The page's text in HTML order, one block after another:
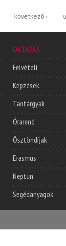
következő ›
OKTATÁS
Felvételi
Képzések
Tantárgyak
Órarend
Ösztöndíjak
Erasmus
Neptun
Segédanyagok